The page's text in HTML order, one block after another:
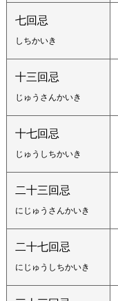
七回忌
しちかいき
十三回忌
じゅうさんかいき
十七回忌
じゅうしちかいき
二十三回忌
にじゅうさんかいき
二十七回忌
にじゅうしちかいき